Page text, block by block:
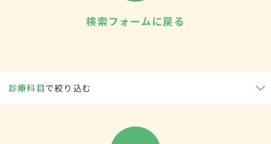
検索フォームに戻る
診療科目で絞り込む